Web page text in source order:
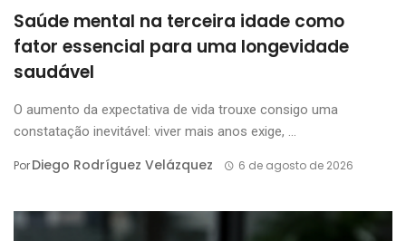
Saúde mental na terceira idade como
fator essencial para uma longevidade
saudável
O aumento da expectativa de vida trouxe consigo uma
constatação inevitável: viver mais anos exige, ...
PorDiego Rodríguez Velázquez 6 de agosto de 2026